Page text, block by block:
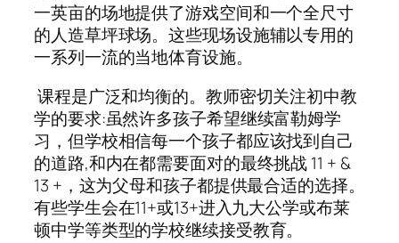
一英亩的场地提供了游戏空间和一个全尺寸
的人造草坪球场。这些现场设施辅以专用的
一系列一流的当地体育设施。
课程是广泛和均衡的。教师密切关注初中教
学的要求:虽然许多孩子希望继续富勒姆学
习，但学校相信每一个孩子都应该找到自己
的道路,和内在都需要面对的最终挑战 11 + &
13 +，这为父母和孩子都提供最合适的选择。
有些学生会在11+或13+进入九大公学或布莱
顿中学等类型的学校继续接受教育。